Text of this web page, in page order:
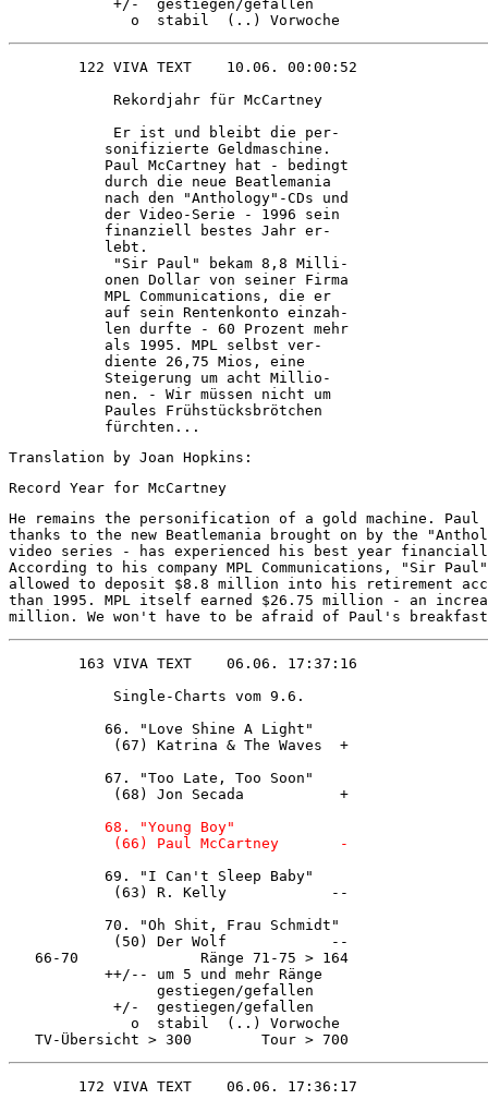
            +/-  gestiegen/gefallen
            Rekordjahr für McCartney
            Er ist und bleibt die per-
           sonifizierte Geldmaschine.
           Paul McCartney hat - bedingt
           durch die neue Beatlemania
           nach den "Anthology"-CDs und
           der Video-Serie - 1996 sein
           finanziell bestes Jahr er-
           lebt.
            "Sir Paul" bekam 8,8 Milli-
           onen Dollar von seiner Firma
           MPL Communications, die er
           auf sein Rentenkonto einzah-
           len durfte - 60 Prozent mehr
           als 1995. MPL selbst ver-
           diente 26,75 Mios, eine
           Steigerung um acht Millio-
           nen. - Wir müssen nicht um
           Paules Frühstücksbrötchen
           fürchten...
Translation by Joan Hopkins:
Record Year for McCartney
He remains the personification of a gold machine. Paul
thanks to the new Beatlemania brought on by the
video series - has experienced his best year
According to his company MPL Communications, "Sir
allowed to deposit $8.8 million into his retirement
than 1995. MPL itself earned $26.75 million - an
million. We won't have to be afraid of Paul's
            Single-Charts vom 9.6.
           66. "Love Shine A Light"
            (67) Katrina & The Waves  +
           67. "Too Late, Too Soon"
            (68) Jon Secada           +
68. "Young Boy"
            (66) Paul McCartney       -
           69. "I Can't Sleep Baby"
            (63) R. Kelly            --
           70. "Oh Shit, Frau Schmidt"
            (50) Der Wolf            --
   66-70              Ränge 71-75 > 164
           ++/-- um 5 und mehr Ränge
                 gestiegen/gefallen
            +/-  gestiegen/gefallen
              o  stabil  (..) Vorwoche
   TV-Übersicht > 300        Tour > 700